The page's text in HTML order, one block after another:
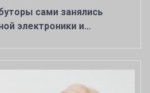
сами занялись
электроники и